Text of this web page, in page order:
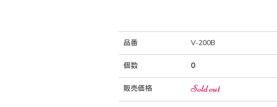
品番 V-200B
個数 0
販売価格 Sold out